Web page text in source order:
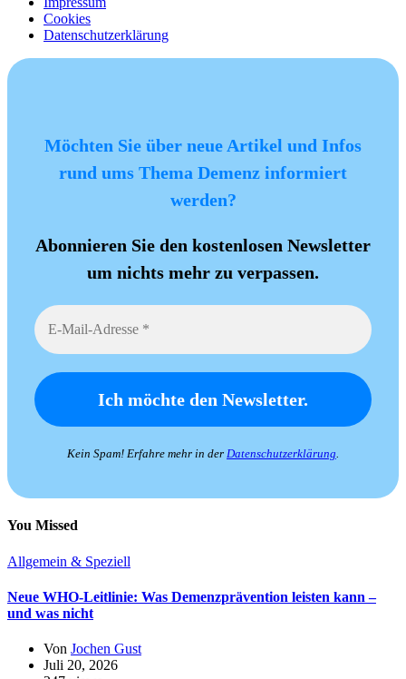
Cookies
Datenschutzerklärung
Möchten Sie über neue Artikel und Infos
rund ums Thema Demenz informiert
werden?
Abonnieren Sie den kostenlosen Newsletter
um nichts mehr zu verpassen.
Kein Spam! Erfahre mehr in der Datenschutzerklärung.
You Missed
Allgemein & Speziell
Neue WHO-Leitlinie: Was Demenzprävention leisten kann –
und was nicht
Von Jochen Gust
Juli 20, 2026